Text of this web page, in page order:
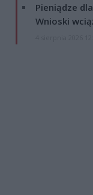
Pieniądze
Wnioski